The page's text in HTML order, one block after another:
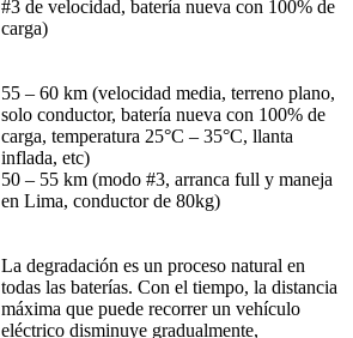
#3 de velocidad, batería nueva con 100% de
carga)
55 – 60 km (velocidad media, terreno plano,
solo conductor, batería nueva con 100% de
carga, temperatura 25°C – 35°C, llanta
inflada, etc)
50 – 55 km (modo #3, arranca full y maneja
en Lima, conductor de 80kg)
La degradación es un proceso natural en
todas las baterías. Con el tiempo, la distancia
máxima que puede recorrer un vehículo
eléctrico disminuye gradualmente,